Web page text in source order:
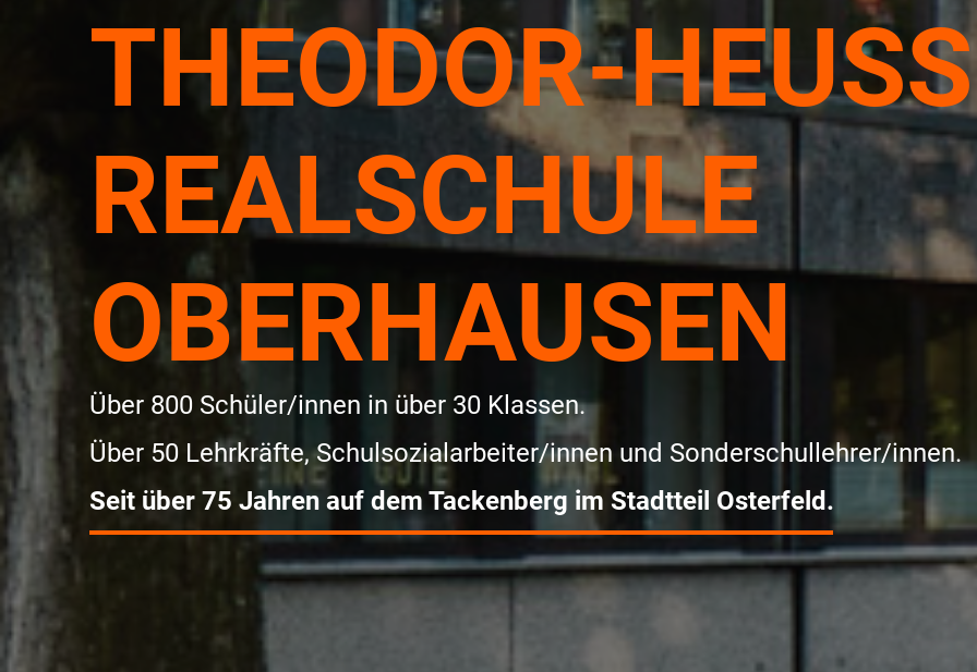
THEODOR-
REALSCHULE
OBERHAUSEN
Über 800 Schüler/innen in über 30 Klassen.
Über 50 Lehrkräfte, Schulsozialarbeiter/innen und Sonderschullehrer/innen.
Seit über 75 Jahren auf dem Tackenberg im Stadtteil Osterfeld.